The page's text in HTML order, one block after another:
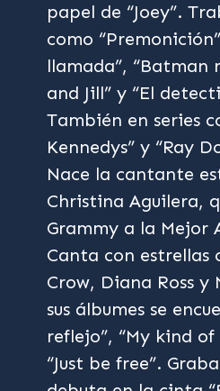
papel de “Joey”.
como
llamada”, “Batman
and Jill” y “El
También en series
Kennedys” y “Ray
Nace la cantante
Christina Aguilera,
Grammy a la Mejor
Canta con estrellas
Crow, Diana Ross y
sus álbumes se
reflejo”, “My kind
“Just be free”.